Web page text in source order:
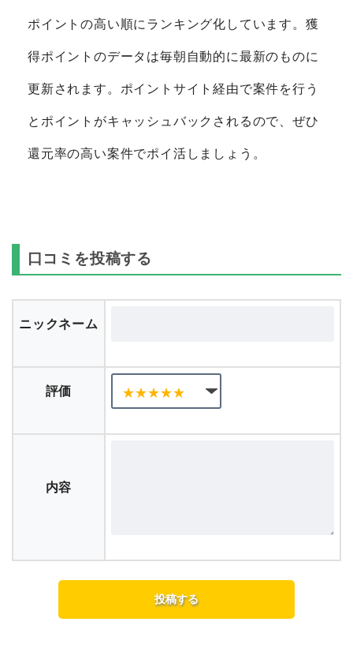
ポイントの高い順にランキング化しています。獲
得ポイントのデータは毎朝自動的に最新のものに
更新されます。ポイントサイト経由で案件を行う
とポイントがキャッシュバックされるので、ぜひ
還元率の高い案件でポイ活しましょう。
口コミを投稿する
ニックネーム
評価
内容